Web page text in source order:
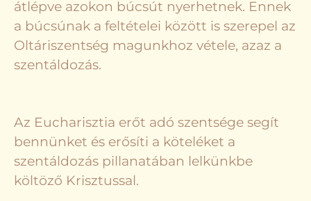
átlépve azokon búcsút nyerhetnek. Ennek
a búcsúnak a feltételei között is szerepel az
Oltáriszentség magunkhoz vétele, azaz a
szentáldozás.
Az Eucharisztia erőt adó szentsége segít
bennünket és erősíti a köteléket a
szentáldozás pillanatában lelkünkbe
költöző Krisztussal.